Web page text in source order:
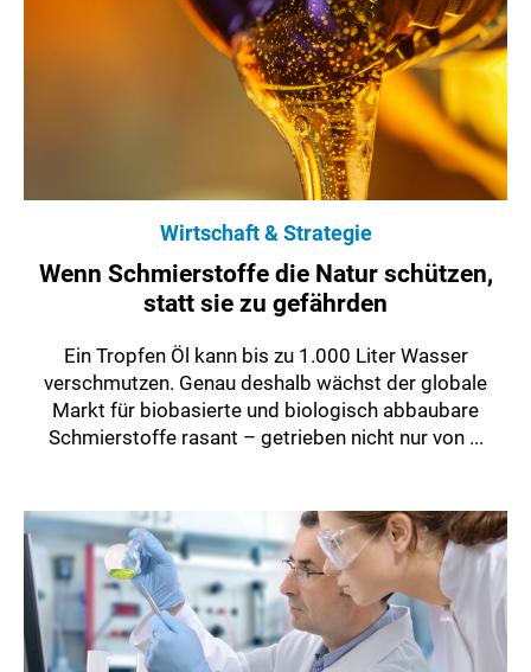
Wirtschaft & Strategie
Wenn Schmierstoffe die Natur schützen,
statt sie zu gefährden
Ein Tropfen Öl kann bis zu 1.000 Liter Wasser
verschmutzen. Genau deshalb wächst der globale
Markt für biobasierte und biologisch abbaubare
Schmierstoffe rasant – getrieben nicht nur von ...